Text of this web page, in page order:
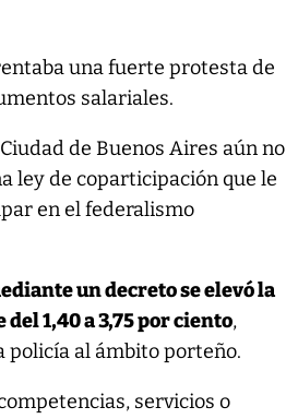
una fuerte protesta de
salariales.
de Buenos Aires aún no
ley de coparticipación que le
en el federalismo
un decreto se elevó la
1,40 a 3,75 por ciento,
policía al ámbito porteño.
servicios o